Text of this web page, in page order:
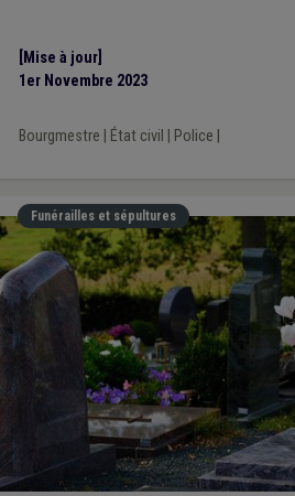
[Mise à jour]
1er Novembre 2023
Bourgmestre État civil Police
Funérailles et sépultures